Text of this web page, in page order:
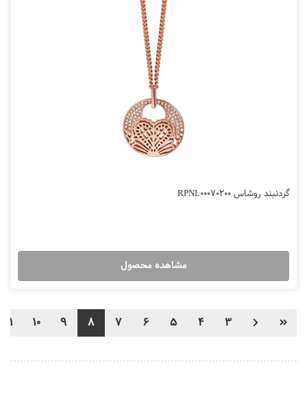
گردنبند روشاس RPNL00070200
مشاهده محصول
3
4
5
6
7
8
9
10
11